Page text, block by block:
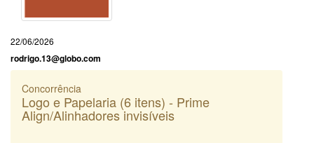
22/06/2026
rodrigo.13@globo.com
Concorrência
Logo e Papelaria (6 itens) - Prime
Align/Alinhadores invisíveis